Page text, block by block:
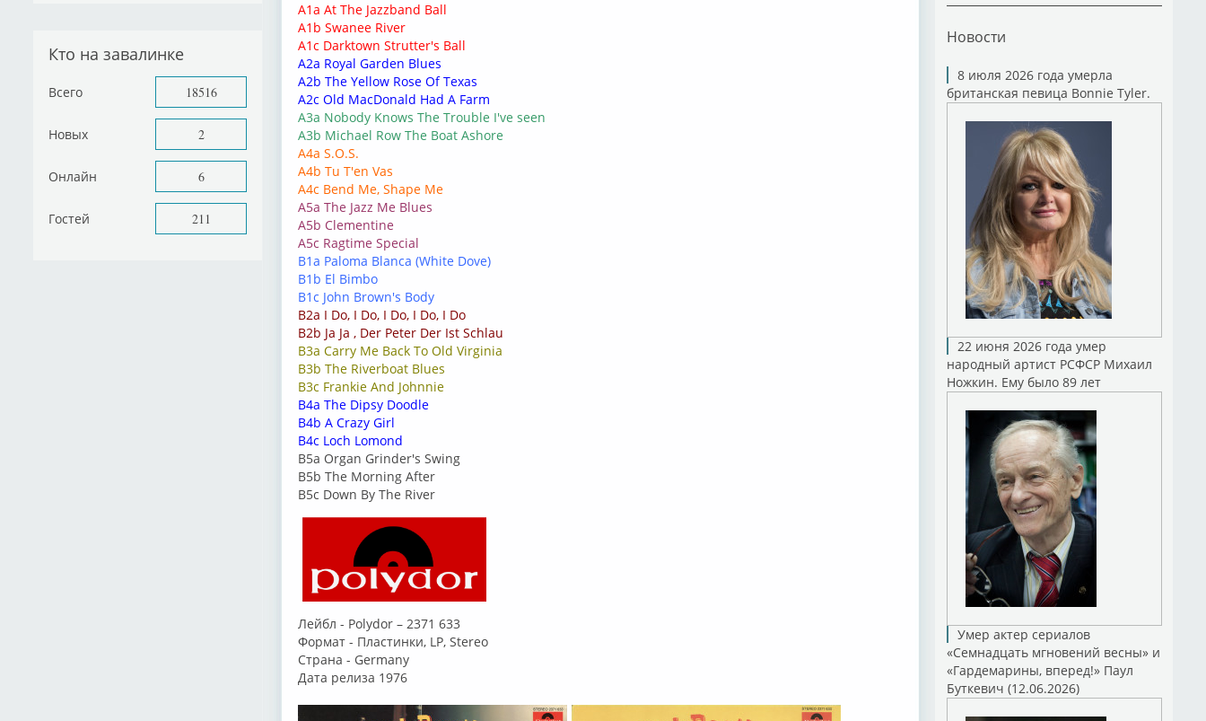
Кто на завалинке
Всего 18516
Новых 2
Онлайн 6
Гостей 211
A1a At The Jazzband Ball
A1b Swanee River
A1c Darktown Strutter's Ball
A2a Royal Garden Blues
A2b The Yellow Rose Of Texas
A2c Old MacDonald Had A Farm
A3a Nobody Knows The Trouble I've seen
A3b Michael Row The Boat Ashore
A4a S.O.S.
A4b Tu T'en Vas
A4c Bend Me, Shape Me
A5a The Jazz Me Blues
A5b Clementine
A5c Ragtime Special
B1a Paloma Blanca (White Dove)
B1b El Bimbo
B1c John Brown's Body
B2a I Do, I Do, I Do, I Do, I Do
B2b Ja Ja , Der Peter Der Ist Schlau
B3a Carry Me Back To Old Virginia
B3b The Riverboat Blues
B3c Frankie And Johnnie
B4a The Dipsy Doodle
B4b A Crazy Girl
B4c Loch Lomond
B5a Organ Grinder's Swing
B5b The Morning After
B5c Down By The River
Лейбл - Polydor – 2371 633
Формат - Пластинки, LP, Stereo
Страна - Germany
Дата релиза 1976
Новости
8 июля 2026 года умерла
британская певица Bonnie Tyler.
22 июня 2026 года умер
народный артист РСФСР Михаил
Ножкин. Ему было 89 лет
Умер актер сериалов
«Семнадцать мгновений весны» и
«Гардемарины, вперед!» Паул
Буткевич (12.06.2026)